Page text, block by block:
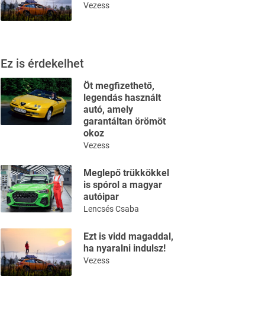
Vezess
Ez is érdekelhet
Öt megfizethető,
legendás használt
autó, amely
garantáltan örömöt
okoz
Vezess
Meglepő trükkökkel
is spórol a magyar
autóipar
Lencsés Csaba
Ezt is vidd magaddal,
ha nyaralni indulsz!
Vezess